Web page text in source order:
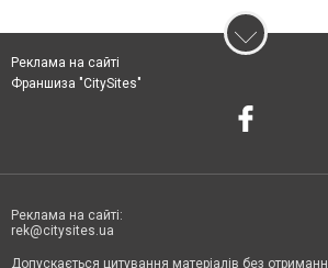
Реклама на сайті
Франшиза "CitySites"
Реклама на сайті:
rek@citysites.ua
Допускається цитування матеріалів без